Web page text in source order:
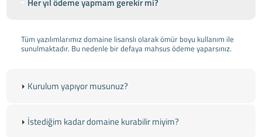
Her yıl ödeme yapmam gerekir mi?
Tüm yazılımlarımız domaine lisanslı olarak ömür boyu kullanım ile
sunulmaktadır. Bu nedenle bir defaya mahsus ödeme yaparsınız.
Kurulum yapıyor musunuz?
İstediğim kadar domaine kurabilir miyim?